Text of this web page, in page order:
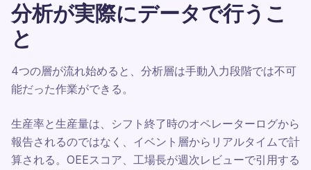
分析が実際にデータで行うこ
と
4つの層が流れ始めると、分析層は手動入力段階では不可
能だった作業ができる。
生産率と生産量は、シフト終了時のオペレーターログから
報告されるのではなく、イベント層からリアルタイムで計
算される。OEEスコア、工場長が週次レビューで引用する